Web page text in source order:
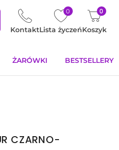
0
Koszyk
0
Lista życzeń
Kontakt
ŻARÓWKI BESTSELLERY
CZARNO-